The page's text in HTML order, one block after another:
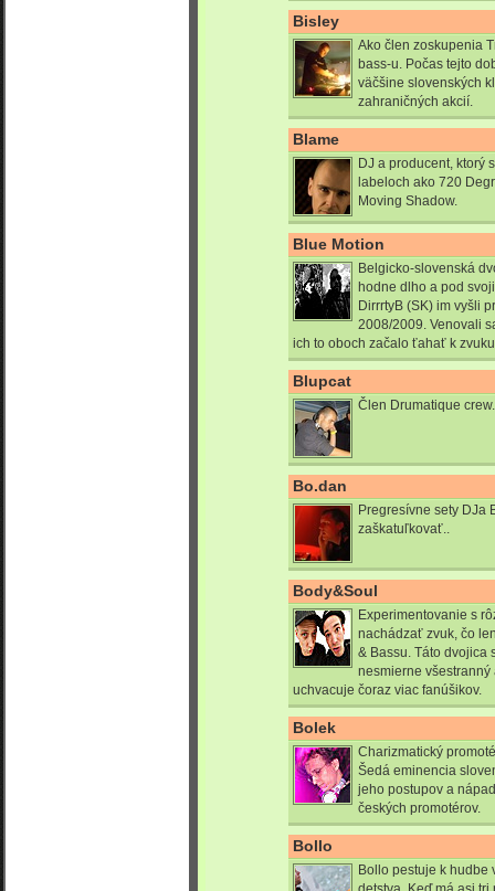
Bisley
Ako člen zoskupenia
bass-u. Počas tejto
väčšine slovenských
zahraničných akcií.
Blame
DJ a producent, ktorý
labeloch ako 720
Moving Shadow.
Blue Motion
Belgicko-slovenská
hodne dlho a pod
DirrrtyB (SK) im vyšli
2008/2009. Venovali
ich to oboch začalo ťahať k
Blupcat
Člen Drumatique
Bo.dan
Pregresívne sety DJa
zaškatuľkovať..
Body&Soul
Experimentovanie s
nachádzať zvuk, čo
& Bassu. Táto dvojica
nesmierne
uchvacuje čoraz viac fanúšikov.
Bolek
Charizmatický
Šedá eminencia
jeho postupov a
českých promotérov.
Bollo
Bollo pestuje k